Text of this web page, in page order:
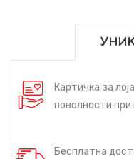
Картичка за
поволности при
Бесплатна